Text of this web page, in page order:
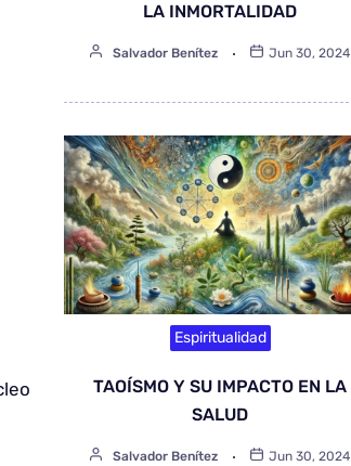
LA INMORTALIDAD
Salvador Benítez Jun 30, 2024
Espiritualidad
TAOÍSMO Y SU IMPACTO EN LA
SALUD
Salvador Benítez Jun 30, 2024